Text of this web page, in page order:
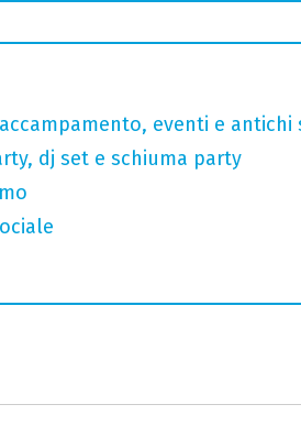
eventi e antichi
dj set e schiuma party